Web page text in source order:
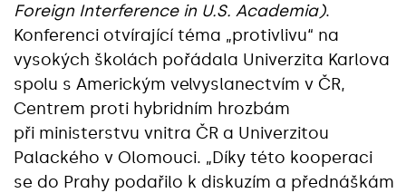
Foreign Interference in U.S. Academia).
Konferenci otvírající téma „protivlivu“ na
vysokých školách pořádala Univerzita Karlova
spolu s Americkým velvyslanectvím v ČR,
Centrem proti hybridním hrozbám
při ministerstvu vnitra ČR a Univerzitou
Palackého v Olomouci. „Díky této kooperaci
se do Prahy podařilo k diskuzím a přednáškám